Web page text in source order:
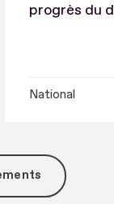
progrès du
National